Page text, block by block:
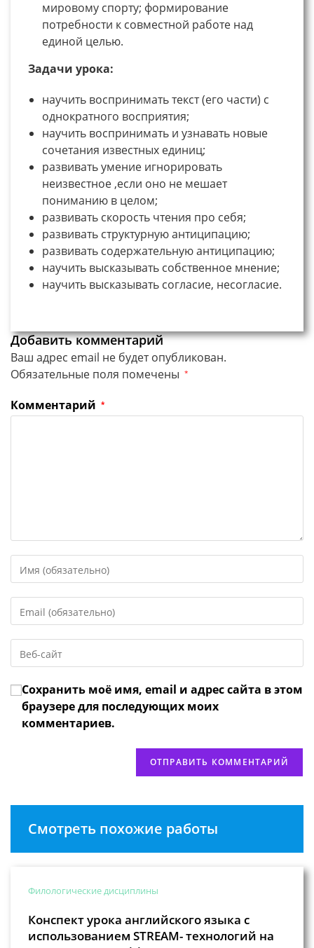
мировому спорту; формирование
потребности к совместной работе над
единой целью.
Задачи урока:
научить воспринимать текст (его части) с
однократного восприятия;
научить воспринимать и узнавать новые
сочетания известных единиц;
развивать умение игнорировать
неизвестное ,если оно не мешает
пониманию в целом;
развивать скорость чтения про себя;
развивать структурную антиципацию;
развивать содержательную антиципацию;
научить высказывать собственное мнение;
научить высказывать согласие, несогласие.
Добавить комментарий
Ваш адрес email не будет опубликован.
Обязательные поля помечены *
Комментарий *
свое
или
имя
чтобы
прокомментировать
свой
адрес,
чтобы
URL
веб-
сайта
(необязательно)
Сохранить моё имя, email и адрес сайта в этом
браузере для последующих моих
комментариев.
Смотреть похожие работы
Филологические дисциплины
Конспект урока английского языка с
использованием STREAM- технологий на